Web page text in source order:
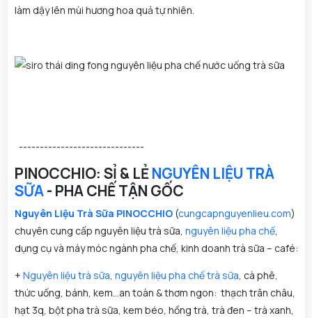
làm dậy lên mùi hương hoa quả tự nhiên.
------------------------------
PINOCCHIO: SỈ & LẺNGUYÊN LIỆU TRÀ
SỮA- PHA CHẾ TẬN GỐC
Nguyên Liệu Trà Sữa PINOCCHIO(cungcapnguyenlieu.com)
chuyên cung cấp nguyên liệu trà sữa, nguyên liệu pha chế,
dụng cụ và máy móc ngành pha chế, kinh doanh trà sữa – café:
+ Nguyên liệu trà sữa, nguyên liệu pha chếtrà sữa, cà phê,
thức uống, bánh, kem...an toàn & thơm ngon: thạch trân châu,
hạt 3q, bột pha trà sữa, kem béo, hồng trà, trà đen – trà xanh,